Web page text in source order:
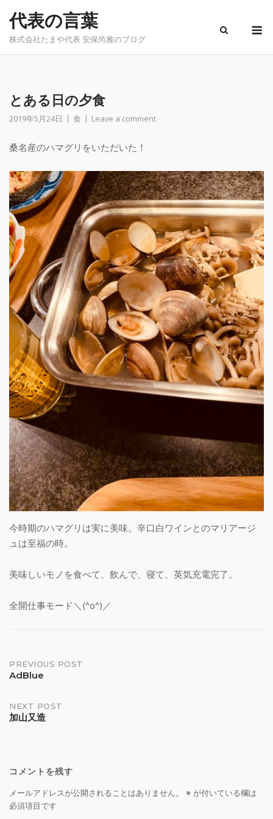
content
代表の言葉
株式会社たまや代表 安保尚雅のブログ
とある日の夕食
2019年5月24日 食 Leave a comment
桑名産のハマグリをいただいた！
今時期のハマグリは実に美味。辛口白ワインとのマリアージ
ュは至福の時。
美味しいモノを食べて、飲んで、寝て、英気充電完了。
全開仕事モード＼(^o^)／
Post
PREVIOUS POST
AdBlue
NEXT POST
加山又造
コメントを残す
メールアドレスが公開されることはありません。 ※ が付いている欄は
必須項目です